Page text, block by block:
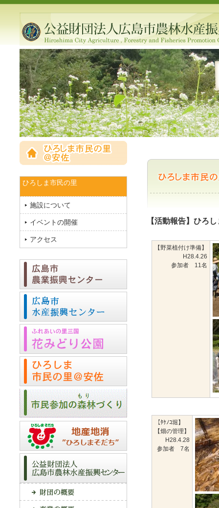
【活動報告】ひろ
【野菜植付け準備】
H28.4.26
参加者 11名
【ﾀｹﾉｺ堀】
【畑の管理】
H28.4.28
参加者 7名
ひろしま市民の里
施設について
イベントの開催
アクセス